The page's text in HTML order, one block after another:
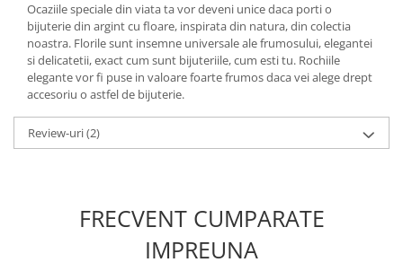
Ocaziile speciale din viata ta vor deveni unice daca porti o
bijuterie din argint cu floare, inspirata din natura, din colectia
noastra. Florile sunt insemne universale ale frumosului, elegantei
si delicatetii, exact cum sunt bijuteriile, cum esti tu. Rochiile
elegante vor fi puse in valoare foarte frumos daca vei alege drept
accesoriu o astfel de bijuterie.
Review-uri(2)
FRECVENT CUMPARATE
IMPREUNA